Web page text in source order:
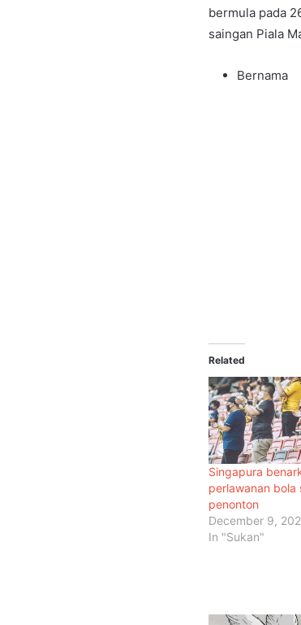
bermula pada
saingan Piala
Bernama
Related
Singapura
perlawanan bola
penonton
December 9,
In "Sukan"